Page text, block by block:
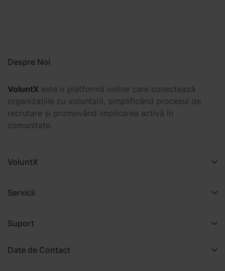
Despre Noi
VoluntX este o platformă online care conectează
organizațiile cu voluntarii, simplificând procesul de
recrutare și promovând implicarea activă în
comunitate.
VoluntX
Servicii
Suport
Date de Contact